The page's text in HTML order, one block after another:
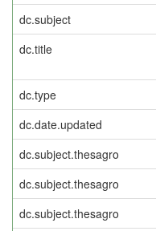
dc.subject
dc.title
dc.type
dc.date.updated
dc.subject.thesagro
dc.subject.thesagro
dc.subject.thesagro